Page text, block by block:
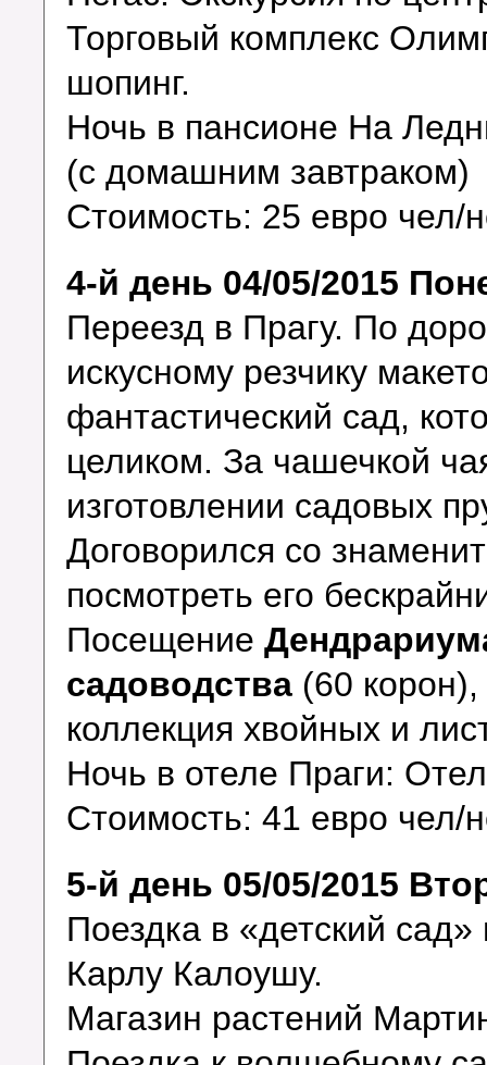
Торговый комплекс
шопинг.
Ночь в пансионе На
(с домашним завтраком)
Стоимость: 25 евро чел/
4-й день 04/05/2015
Переезд в Прагу. По
искусному резчику
фантастический сад,
целиком. За чашечкой
изготовлении садовых
Договорился со
посмотреть его
Посещение
садоводства (60
коллекция хвойных и
Ночь в отеле Праги:
Стоимость: 41 евро чел/
5-й день 05/05/2015
Поездка в «детский
Карлу Калоушу.
Магазин растений